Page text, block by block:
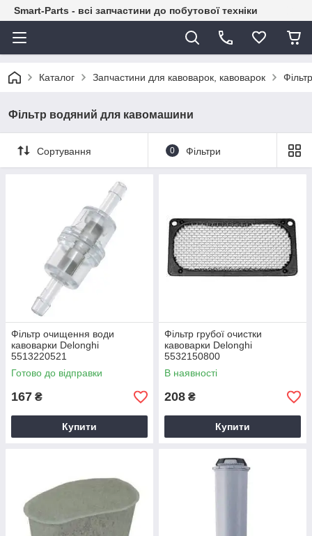
Smart-Parts - всі запчастини до побутової техніки
Каталог Запчастини для кавоварок, кавоварок
Фільтр водяний для кавомашини
Сортування 0 Фільтри
Фільтр очищення води
кавоварки Delonghi
5513220521
Готово до відправки
167 ₴
Купити
Фільтр грубої очистки
кавоварки Delonghi
5532150800
В наявності
208 ₴
Купити